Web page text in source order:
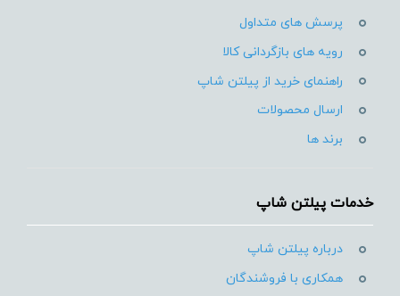
پرسش های متداول
رویه های بازگردانی کالا
راهنمای خرید از پیلتن شاپ
ارسال محصولات
برند ها
خدمات پیلتن شاپ
درباره پیلتن شاپ
همکاری با فروشندگان